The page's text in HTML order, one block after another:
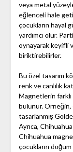
veya metal
eğlenceli hale
çocukların hayal
yardımcı olur.
oynayarak keyifli
biriktirebilirler.
Bu özel tasarım
renk ve canlılık
Magnetlerin
bulunur.
tasarlanmış
Ayrıca,
Chihuahua
çocukların